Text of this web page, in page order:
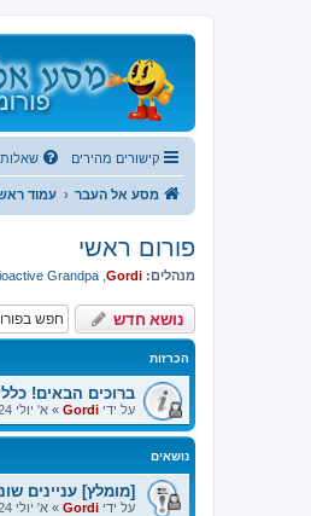
קישורים מהירים שאלות
מסע אל העבר עמוד
פורום ראשי
מנהלים: Gordi
Grandpa
נושא חדש
הכרזות
ברוכים הבאים!
על ידי Gordi
» א' יולי 24, 2011 8:04 pm
נושאים
[מומלץ] עניינים
על ידי Gordi
» א' יולי 24, 2011 7:59 pm